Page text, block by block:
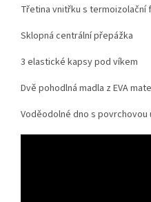
Třetina vnitřku s termoizolační
Sklopná centrální přepážka
3 elastické kapsy pod víkem
Dvě pohodlná madla z EVA
Voděodolné dno s